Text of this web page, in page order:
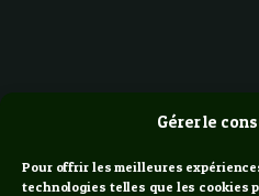
Gérer le
Pour offrir les meilleures
technologies telles que les cookies